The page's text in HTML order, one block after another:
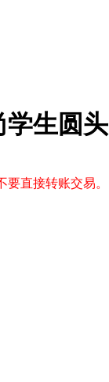
学生圆头
直接转账交易。